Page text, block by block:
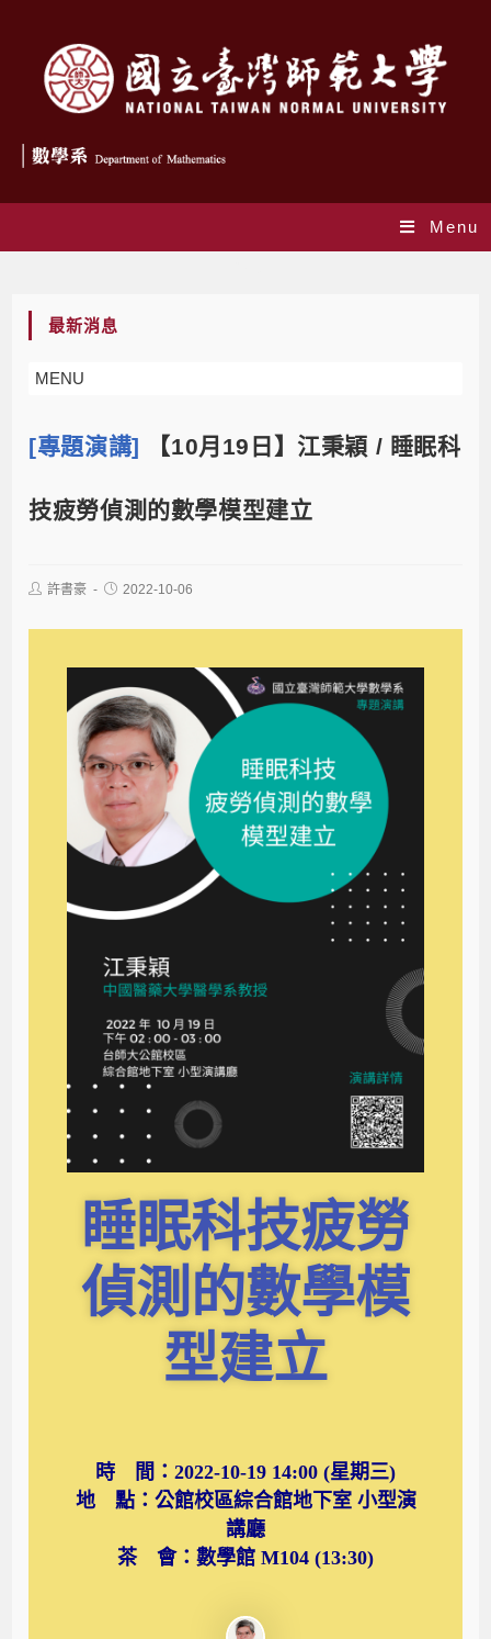
Menu
最新消息
MENU
[專題演講] 【10月19日】江秉穎 / 睡眠科
技疲勞偵測的數學模型建立
許書豪 2022-10-06
睡眠科技疲勞
偵測的數學模
型建立
時 間：2022-10-19 14:00 (星期三)
地 點：公館校區綜合館地下室 小型演
講廳
茶 會：數學館 M104 (13:30)